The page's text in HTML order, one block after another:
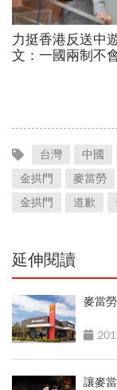
力挺香港反送
文：一國兩制不
台灣 中國
金拱門
麥當勞
金拱門
道歉
延伸閱讀
麥當
讓麥